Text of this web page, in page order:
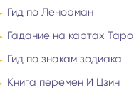
Гид по Ленорман
Гадание на картах Таро
Гид по знакам зодиака
Книга перемен И Цзин